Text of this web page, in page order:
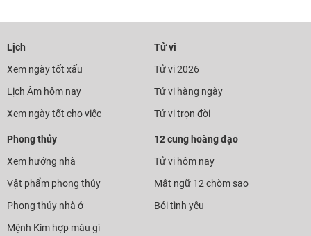
Lịch
Xem ngày tốt xấu
Lịch Âm hôm nay
Xem ngày tốt cho việc
Tử vi
Tử vi 2026
Tử vi hàng ngày
Tử vi trọn đời
Phong thủy
Xem hướng nhà
Vật phẩm phong thủy
Phong thủy nhà ở
Mệnh Kim hợp màu gì
12 cung hoàng đạo
Tử vi hôm nay
Mật ngữ 12 chòm sao
Bói tình yêu